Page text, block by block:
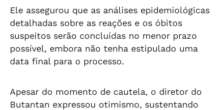
Ele assegurou que as análises epidemiológicas
detalhadas sobre as reações e os óbitos
suspeitos serão concluídas no menor prazo
possível, embora não tenha estipulado uma
data final para o processo.
Apesar do momento de cautela, o diretor do
Butantan expressou otimismo, sustentando